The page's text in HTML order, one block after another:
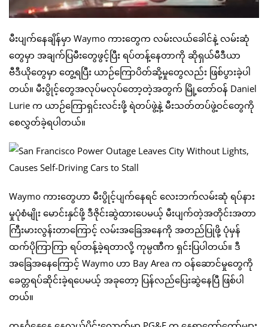
မီးပျက်နေချိန်မှာ Waymo ကားတွေက လမ်းလယ်ခေါင်နဲ့ လမ်းဆုံ
တွေမှာ အချက်ပြမီးတွေဖွင့်ပြီး ရပ်တန့်နေတာကို ဆိုရှယ်မီဒီယာ
ဗီဒီယိုတွေမှာ တွေ့ရပြီး ယာဉ်ကြောပိတ်ဆို့မှုတွေလည်း ဖြစ်ပွားခဲ့ပါ
တယ်။ မီးပွိုင့်တွေအလုပ်မလုပ်တော့တဲ့အတွက် မြို့တော်ဝန် Daniel
Lurie က ယာဉ်ကြောရှင်းလင်းဖို့ ရဲတပ်ဖွဲ့နဲ့ မီးသတ်တပ်ဖွဲ့ဝင်တွေကို
စေလွှတ်ခဲ့ရပါတယ်။
Waymo ကားတွေဟာ မီးပွိုင့်ပျက်နေရင် လေးဘက်လမ်းဆုံ ရပ်နား
မှုပုံစံမျိုး မောင်းနှင်ဖို့ ဒီဇိုင်းဆွဲထားပေမယ့် မီးပျက်တဲ့အတိုင်းအတာ
ကြီးမားလွန်းတာကြောင့် လမ်းအခြေအနေကို အတည်ပြုဖို့ ပုံမှန်
ထက်ပိုကြာကြာ ရပ်တန့်ခဲ့ရတာလို့ ကုမ္ပဏီက ရှင်းပြပါတယ်။ ဒီ
အခြေအနေကြောင့် Waymo ဟာ Bay Area က ဝန်ဆောင်မှုတွေကို
ခေတ္တရပ်ဆိုင်းခဲ့ရပေမယ့် အခုတော့ ပြန်လည်ပြေးဆွဲနေပြီ ဖြစ်ပါ
တယ်။